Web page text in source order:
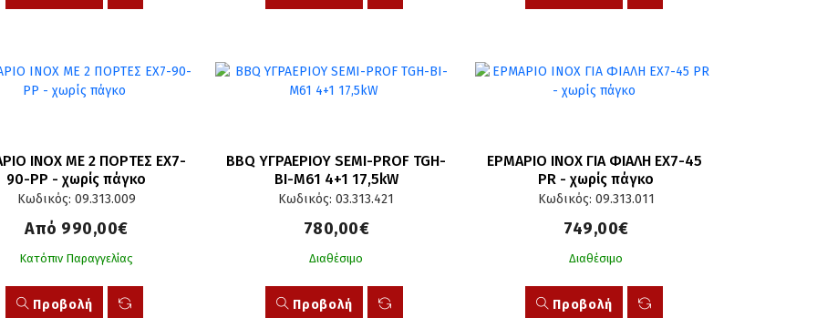
INOX ΜΕ 2 ΠΟΡΤΕΣ ΕΧ7-
90-ΡΡ - χωρίς πάγκο
Κωδικός: 09.313.009
Από 990,00€
Κατόπιν Παραγγελίας
Προβολή
BBQ ΥΓΡΑΕΡΙΟΥ SEMI-PROF TGH-
BI-M61 4+1 17,5kW
Κωδικός: 03.313.421
780,00€
Διαθέσιμο
Προβολή
ΕΡΜΑΡΙΟ INOX ΓΙΑ ΦΙΑΛΗ EX7-45
PR - χωρίς πάγκο
Κωδικός: 09.313.011
749,00€
Διαθέσιμο
Προβολή